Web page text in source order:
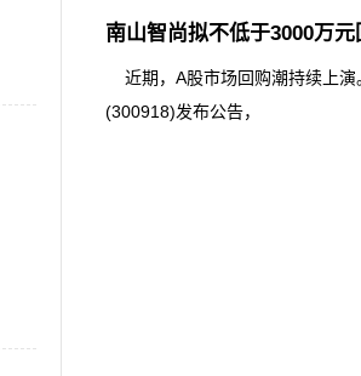
近期，A股市场回购潮持续上
(300918)发布公告，